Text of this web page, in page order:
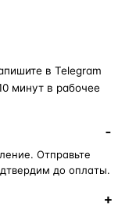
в Telegram
минут в рабочее
Отправьте
до оплаты.